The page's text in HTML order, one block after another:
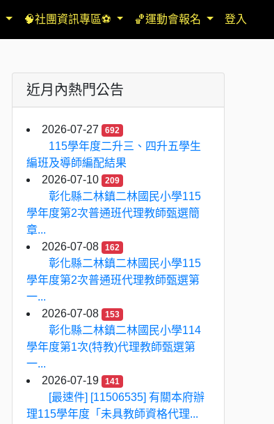
🧠社團資訊專區⚽ 🏀運動會報名 登入
近月內熱門公告
2026-07-27 692
115學年度二升三、四升五學生
編班及導師編配結果
2026-07-10
209
彰化縣二林鎮二林國民小學115
學年度第2次普通班代理教師甄選簡
章...
2026-07-08
162
彰化縣二林鎮二林國民小學115
學年度第2次普通班代理教師甄選第
一...
2026-07-08
153
彰化縣二林鎮二林國民小學114
學年度第1次(特教)代理教師甄選第
一...
2026-07-19
141
[最速件] [11506535] 有關本府辦
理115學年度「未具教師資格代理...